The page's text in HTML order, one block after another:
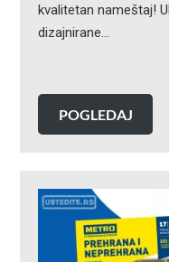
kvalitetan nameštaj!
dizajnirane…
POGLEDAJ